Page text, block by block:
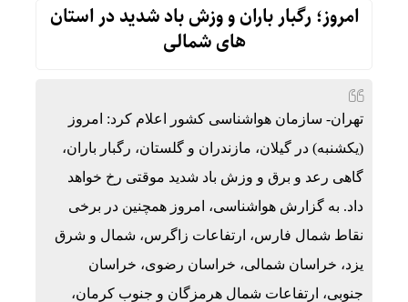
امروز؛ رگبار باران و وزش باد شدید در استان
های شمالی
تهران- سازمان هواشناسی کشور اعلام کرد: امروز
(یکشنبه) در گیلان، مازندران و گلستان، رگبار باران،
گاهی رعد و برق و وزش باد شدید موقتی رخ خواهد
داد. به گزارش هواشناسی، امروز همچنین در برخی
نقاط شمال فارس، ارتفاعات زاگرس، شمال و شرق
یزد، خراسان شمالی، خراسان رضوی، خراسان
جنوبی، ارتفاعات شمال هرمزگان و جنوب کرمان،